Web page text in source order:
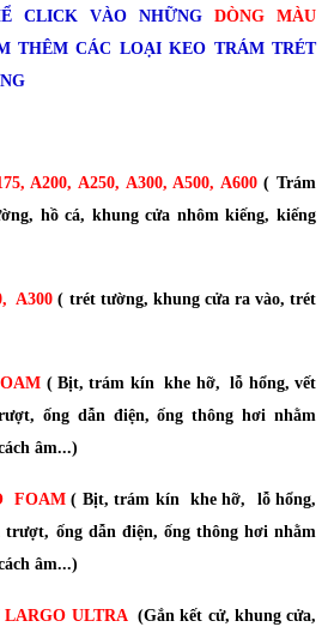
CLICK VÀO NHỮNG DÒNG MÀU
THÊM CÁC LOẠI KEO TRÁM TRÉT
A200, A250, A300, A500, A600( Trám
hồ cá, khung cửa nhôm kiếng, kiếng
A300 ( trét tường, khung cửa ra vào, trét
( Bịt, trám kín khe hỡ, lỗ hổng, vết
ống dẫn điện, ống thông hơi nhằm
âm...)
FOAM( Bịt, trám kín khe hỡ, lỗ hổng,
trượt, ống dẫn điện, ống thông hơi nhằm
âm...)
LARGO ULTRA (Gắn kết cử, khung cửa,